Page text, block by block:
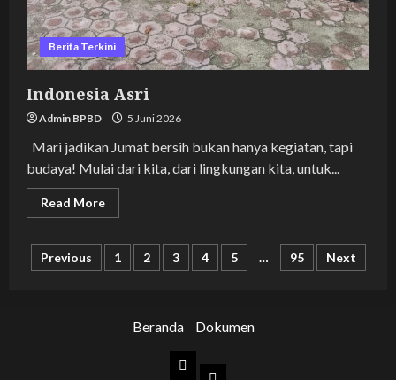
Berita Terkini
Indonesia Asri
Admin BPBD 5 Juni 2026
Mari jadikan Jumat bersih bukan hanya kegiatan, tapi
budaya! Mulai dari kita, dari lingkungan kita, untuk...
Read MoreRead
more
Asri
Paginasi
Previous 1 2 3 4 5 … 95 Next
Beranda Dokumen
Beranda
Dokumen